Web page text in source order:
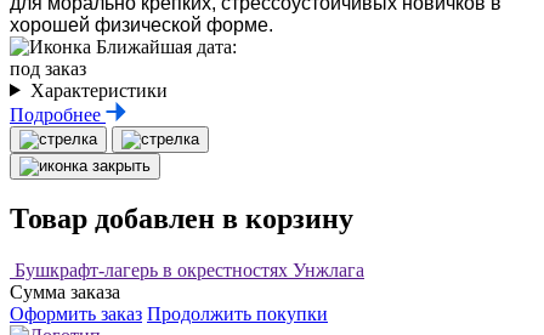
хорошей физической форме.
Ближайшая дата:
под заказ
Характеристики
Подробнее
Товар добавлен в корзину
Бушкрафт-лагерь в окрестностях Унжлага
Сумма заказа
Оформить заказ Продолжить покупки